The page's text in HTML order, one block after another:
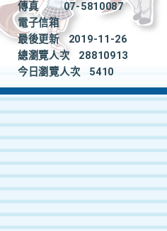
傳真
07-5810087
電子信箱
最後更新
2019-11-26
總瀏覽人次
28810913
今日瀏覽人次
5410